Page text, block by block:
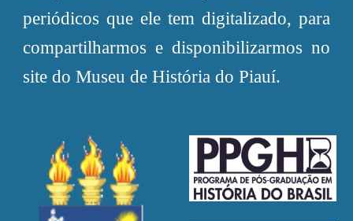
periódicos que ele tem digitalizado, para
compartilharmos e disponibilizarmos no
site do Museu de História do Piauí.